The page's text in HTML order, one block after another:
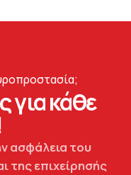
για κάθε
ασφάλεια του
της επιχείρησής